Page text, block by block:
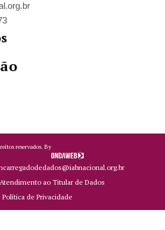
reservados. By
ao Titular de Dados
Política de Privacidade